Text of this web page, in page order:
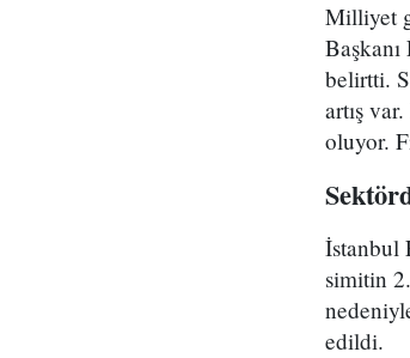
Milliyet
belirtti.
artış
oluyor.
İstanbul
simitin
edildi.